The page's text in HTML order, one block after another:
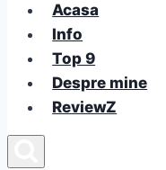
Acasa
Info
Top 9
Despre mine
ReviewZ